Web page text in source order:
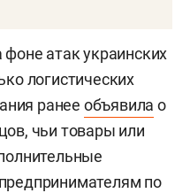
атак украинских
логистических
ранее объявила о
чьи товары или
по